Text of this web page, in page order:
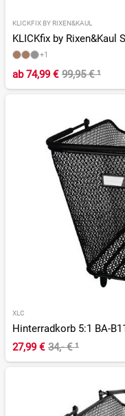
KLICKFIX BY RIXEN&KAUL
+1
ab74,99 € 99,95 €¹
XLC
Hinterradkorb 5:1 BA-
27,99 € 34,- €¹